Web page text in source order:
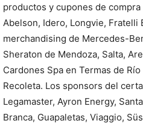
productos y cupones de
Abelson, Idero, Longvie, Fratelli
merchandising de Mercedes-
Sheraton de Mendoza, Salta,
Cardones Spa en Termas de
Recoleta. Los sponsors del
Legamaster, Ayron Energy,
Branca, Guapaletas, Viaggio,